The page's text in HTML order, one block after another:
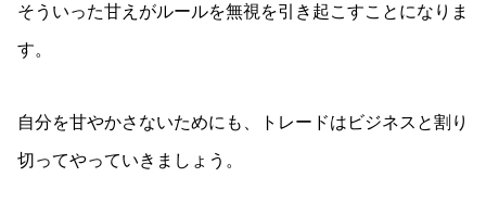
そういった甘えがルールを無視を引き起こすことになりま
す。
自分を甘やかさないためにも、トレードはビジネスと割り
切ってやっていきましょう。